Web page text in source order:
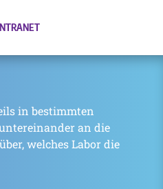
in bestimmten
an die
welches Labor die